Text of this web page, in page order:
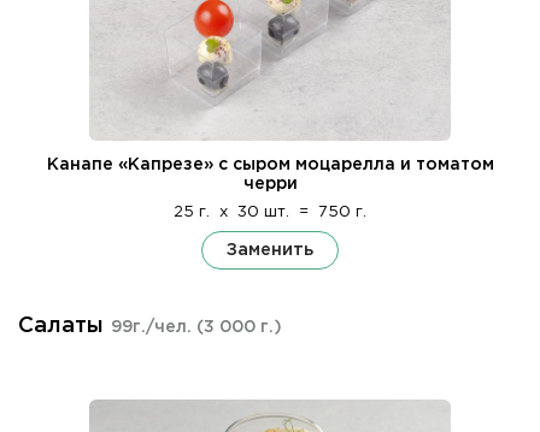
Канапе «Капрезе» с сыром моцарелла и томатом
черри
25 г. x 30 шт. = 750 г.
Заменить
Салаты 99г./чел. (3 000 г.)